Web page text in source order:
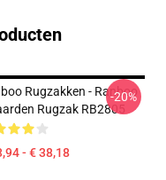
Rugzakken - Ranboo
Rugzak RB2805
- € 38,18
-20%